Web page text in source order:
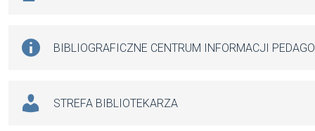
BIBLIOGRAFICZNE CENTRUM INFORMACJI
STREFA BIBLIOTEKARZA